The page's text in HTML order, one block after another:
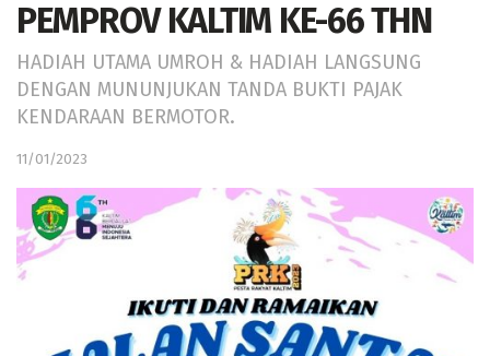
PEMPROV KALTIM KE-66 THN
HADIAH UTAMA UMROH & HADIAH LANGSUNG
DENGAN MUNUNJUKAN TANDA BUKTI PAJAK
KENDARAAN BERMOTOR.
11/01/2023